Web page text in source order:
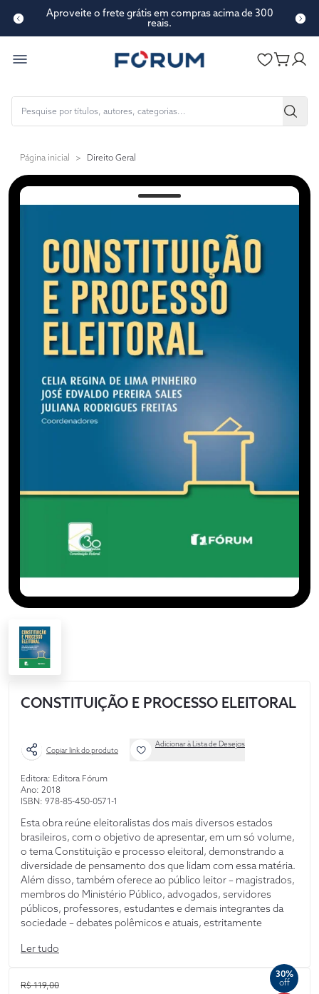
Aproveite o frete grátis em compras acima de 300
reais.
Página inicial > Direito Geral
CONSTITUIÇÃO E PROCESSO ELEITORAL
Copiar link do produto
Adicionar à Lista de Desejos
Editora: Editora Fórum
Ano: 2018
ISBN: 978-85-450-0571-1
Esta obra reúne eleitoralistas dos mais diversos estados
brasileiros, com o objetivo de apresentar, em um só volume,
o tema Constituição e processo eleitoral, demonstrando a
diversidade de pensamento dos que lidam com essa matéria.
Além disso, também oferece ao público leitor – magistrados,
membros do Ministério Público, advogados, servidores
públicos, professores, estudantes e demais integrantes da
sociedade – debates polêmicos e atuais, estritamente
abordados com rigor científico, associado à rotina acadêmica
e forense, e atualizados à luz da legislação, da jurisprudência e
dos questionamentos mais recentes.
Ler tudo
R$ 119,00
30%
off